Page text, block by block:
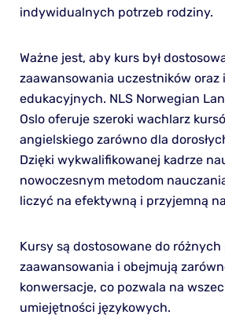
indywidualnych potrzeb rodziny.
Ważne jest, aby kurs był
zaawansowania uczestników oraz
edukacyjnych. NLS Norwegian
Oslo oferuje szeroki wachlarz
angielskiego zarówno dla
Dzięki wykwalifikowanej kadrze
nowoczesnym metodom
liczyć na efektywną i przyjemną
Kursy są dostosowane do różnych
zaawansowania i obejmują
konwersacje, co pozwala na
umiejętności językowych.